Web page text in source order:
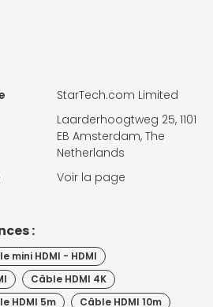
StarTech.com Limited
Laarderhoogtweg 25, 1101
EB Amsterdam, The
Netherlands
Voir la page
:
mini HDMI - HDMI
Câble HDMI 4K
HDMI 5m
Câble HDMI 10m